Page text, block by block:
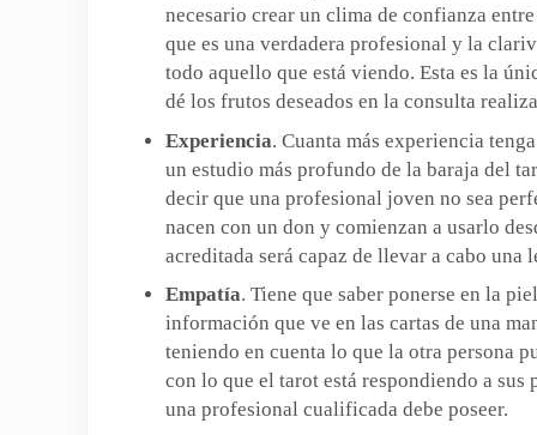
necesario crear un clima de confianza
que es una verdadera profesional y la
todo aquello que está viendo. Esta es la
dé los frutos deseados en la consulta
Experiencia. Cuanta más experiencia
un estudio más profundo de la baraja del
decir que una profesional joven no sea
nacen con un don y comienzan a usarlo
acreditada será capaz de llevar a cabo una
Empatía. Tiene que saber ponerse en la
información que ve en las cartas de una
teniendo en cuenta lo que la otra persona
con lo que el tarot está respondiendo a sus
una profesional cualificada debe poseer.